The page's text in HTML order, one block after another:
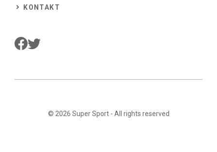
KONTAKT
© 2026 Super Sport- All rights reserved